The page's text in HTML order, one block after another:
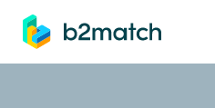
springen